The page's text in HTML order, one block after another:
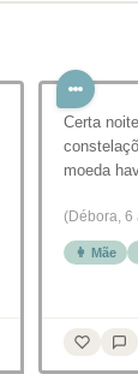
Certa
moeda
(Débora, 6
👩 Mãe